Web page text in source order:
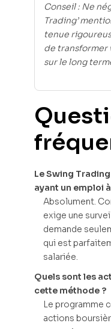
Conseil : Ne
Trading’
tenue
de transformer
sur le long
Le Swing
ayant un emploi
Absolument.
exige une
demande
qui est
salariée.
Quels sont les
cette méthode ?
Le programme
actions